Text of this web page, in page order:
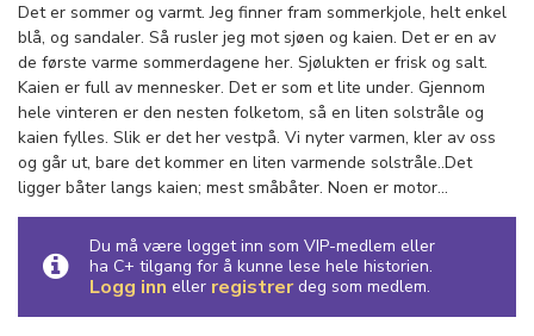
Det er sommer og varmt. Jeg finner fram sommerkjole, helt enkel
blå, og sandaler. Så rusler jeg mot sjøen og kaien. Det er en av
de første varme sommerdagene her. Sjølukten er frisk og salt.
Kaien er full av mennesker. Det er som et lite under. Gjennom
hele vinteren er den nesten folketom, så en liten solstråle og
kaien fylles. Slik er det her vestpå. Vi nyter varmen, kler av oss
og går ut, bare det kommer en liten varmende solstråle..Det
ligger båter langs kaien; mest småbåter. Noen er motor...
Du må være logget inn som VIP-medlem eller
ha C+ tilgang for å kunne lese hele historien.
Logg inn eller registrerdeg som medlem.